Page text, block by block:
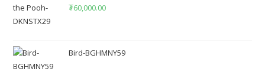
₮60,000.00
Bird-BGHMNY59